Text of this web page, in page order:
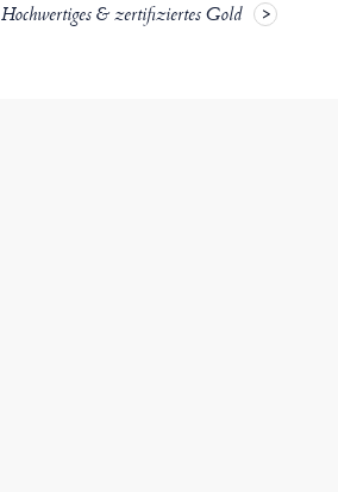
Hochwertiges & zertifiziertes Gold